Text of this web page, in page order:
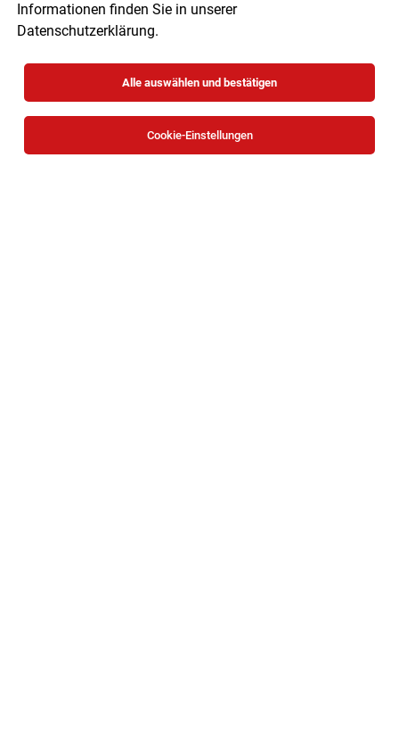
Informationen finden Sie in unserer
Datenschutzerklärung.
Alle auswählen und bestätigen
Cookie-Einstellungen